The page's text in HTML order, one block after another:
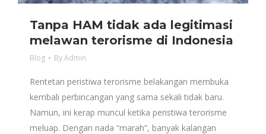
Tanpa HAM tidak ada legitimasi
melawan terorisme di Indonesia
Blog ByAdmin
Rentetan peristiwa terorisme belakangan membuka
kembali perbincangan yang sama sekali tidak baru.
Namun, ini kerap muncul ketika peristiwa terorisme
meluap. Dengan nada “marah”, banyak kalangan